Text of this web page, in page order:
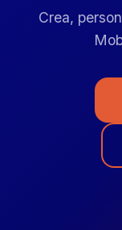
Crea,